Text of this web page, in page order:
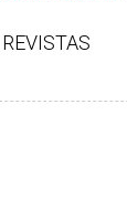
REVISTAS